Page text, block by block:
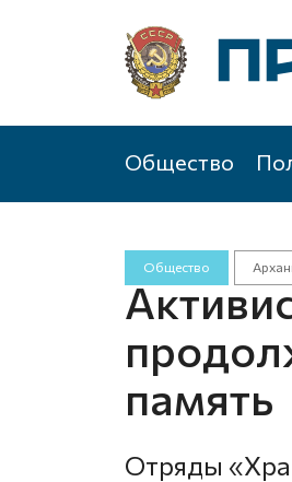
Общество
Общество
память
Отряды